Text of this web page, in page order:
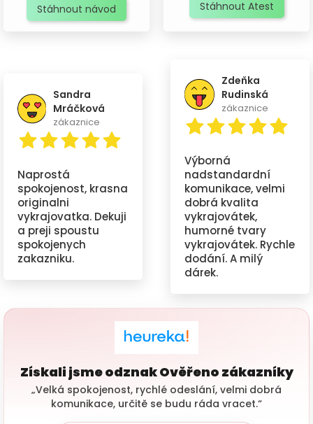
Stáhnout návod Stáhnout Atest
Sandra
Mráčková
zákaznice
Naprostá
spokojenost, krasna
originalni
vykrajovatka. Dekuji
a preji spoustu
spokojenych
zakazniku.
Zdeňka
Rudinská
zákaznice
Výborná
nadstandardní
komunikace, velmi
dobrá kvalita
vykrajovátek,
humorné tvary
vykrajovátek. Rychle
dodání. A milý
dárek.
Získali jsme odznak Ověřeno zákazníky
„Velká spokojenost, rychlé odeslání, velmi dobrá
komunikace, určitě se budu ráda vracet.“